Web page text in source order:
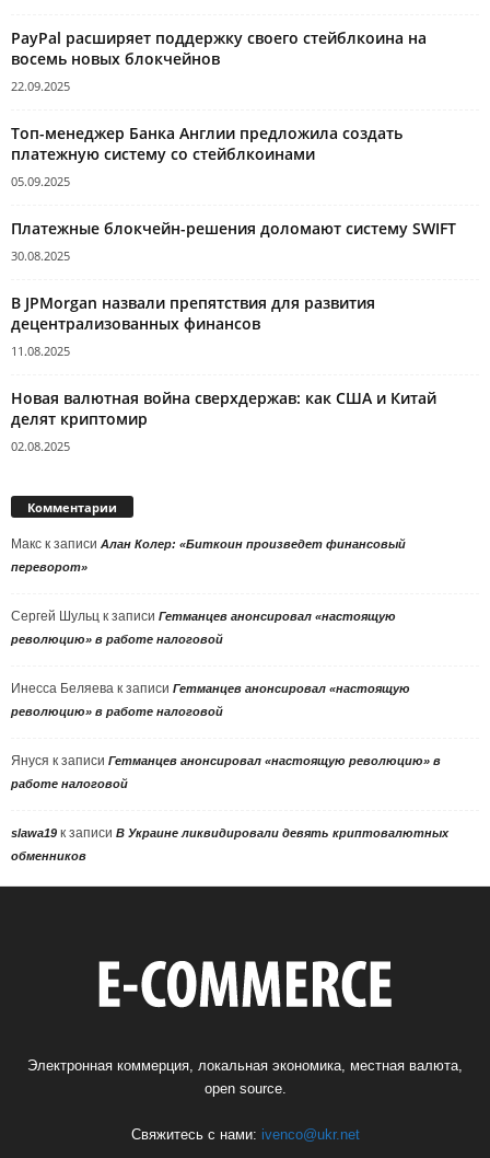
PayPal расширяет поддержку своего стейблкоина на
восемь новых блокчейнов
22.09.2025
Топ-менеджер Банка Англии предложила создать
платежную систему со стейблкоинами
05.09.2025
Платежные блокчейн-решения доломают систему SWIFT
30.08.2025
В JPMorgan назвали препятствия для развития
децентрализованных финансов
11.08.2025
Новая валютная война сверхдержав: как США и Китай
делят криптомир
02.08.2025
Комментарии
Макс к записи Алан Колер: «Биткоин произведет финансовый
переворот»
Сергей Шульц к записи Гетманцев анонсировал «настоящую
революцию» в работе налоговой
Инесса Беляева к записи Гетманцев анонсировал «настоящую
революцию» в работе налоговой
Януся к записи Гетманцев анонсировал «настоящую революцию» в
работе налоговой
slawa19 к записи В Украине ликвидировали девять криптовалютных
обменников
Электронная коммерция, локальная экономика, местная валюта,
open source.
Свяжитесь с нами: ivenco@ukr.net